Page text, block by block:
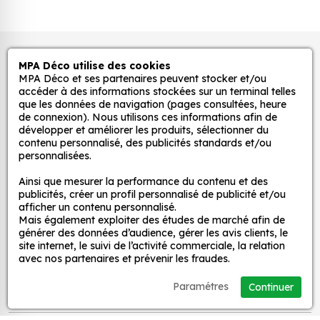
et colorée dans la chambre d'enfant. Ils
peuvent également être utilisés pour décorer
les murs, les meubles ou les jouets.
Pour la cuisine : nos stickers peuvent être
utilisés pour ajouter une touche d'originalité à
la cuisine. Ils peuvent être utilisés pour décorer
les murs, les appareils électroménagers ou les
Pour la salle de bain : nos stickers peuvent être
utilisés pour créer une ambiance zen et
relaxante dans la salle de bain. Ils peuvent
être utilisés pour décorer les murs, les miroirs ou
les accessoires de salle de bain.
Pour le salon : nos stickers peuvent être utilisés
pour créer une ambiance chaleureuse et
accueillante dans le salon. Ils peuvent être
Autocollants pour véhicules et stickers
décoratifs
MPA Déco
Nos sites
Mon Compte
MPA Déco utilise des cookies
MPA Déco et ses partenaires peuvent stocker et/ou
accéder à des informations stockées sur un terminal telles
que les données de navigation (pages consultées, heure
de connexion). Nous utilisons ces informations afin de
développer et améliorer les produits, sélectionner du
contenu personnalisé, des publicités standards et/ou
personnalisées.
Ainsi que mesurer la performance du contenu et des
publicités, créer un profil personnalisé de publicité et/ou
afficher un contenu personnalisé.
Mais également exploiter des études de marché afin de
générer des données d’audience, gérer les avis clients, le
site internet, le suivi de l’activité commerciale, la relation
avec nos partenaires et prévenir les fraudes.
Continuer
Paramétres